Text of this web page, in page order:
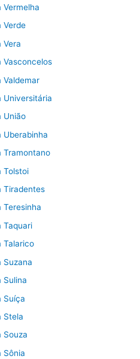
Vermelha
Verde
Vera
Vasconcelos
Valdemar
Universitária
União
Uberabinha
Tramontano
Tolstoi
Tiradentes
Teresinha
Taquari
Talarico
Suzana
Sulina
Suíça
Stela
Souza
Sônia